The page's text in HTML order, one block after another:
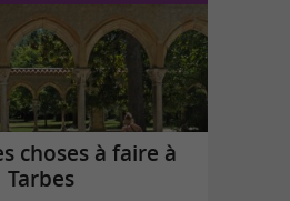
choses à faire à
Tarbes